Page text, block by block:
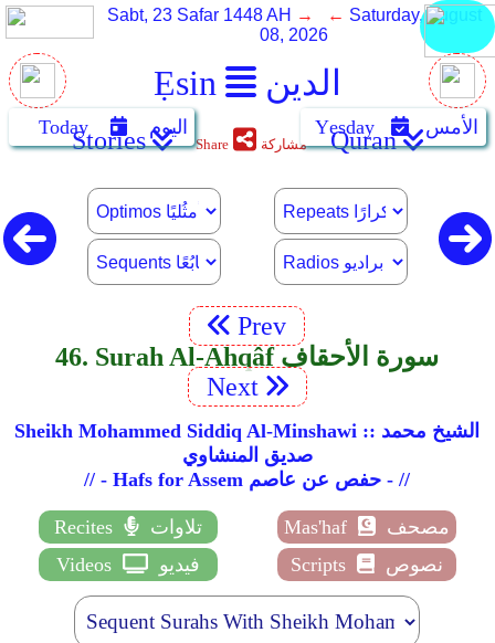
Ẹsin الدين
Sabt, 23 Safar 1448 AH → ← Saturday, August
08, 2026
Today اليوم Yẹsday الأمس Stories Share مشاركة Quran
Prev
46. Surah Al-Ahqâf سورة الأحقاف
Next
Sheikh Mohammed Siddiq Al-Minshawi :: الشيخ محمد
صديق المنشاوي
// - Hafs for Assem حفص عن عاصم - //
Recites تلاوات Mas'haf
مصحف
Videos
فيديو Scripts نصوص